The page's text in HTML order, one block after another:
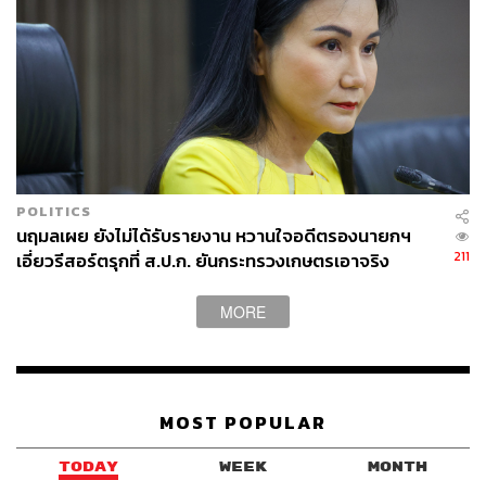
สิ่งอำนวยความสะดวกภายในรีสอร์ตถือว่าให้มาครบ ที่นี่มีทั้ง
สระว่ายน้ำ สไลเดอร์ที่เด็กๆ น่าจะชอบ ส่วนน้องๆ คนไหน
อยากทำกิจกรรมอื่นๆ เช่น วาดรูป ระบายสี เล่นบ้านบอล ที่นี่
ก็มี Kid’s Club ที่ใหญ่มากๆ รองรับอยู่ แถมยังมีพี่เลี้ยงเด็ก
คอยดูแลอยู่ตลอดอีกด้วย
POLITICS
นฤมลเผย ยังไม่ได้รับรายงาน หวานใจอดีตรองนายกฯ
เอี่ยวรีสอร์ตรุกที่ ส.ป.ก. ยันกระทรวงเกษตรเอาจริง
211
MORE
MOST POPULAR
TODAY WEEK MONTH